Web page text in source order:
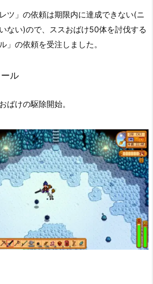
ツ」の依頼は期限内に達成できない(ニ
ない)ので、ススおばけ50体を討伐する
」の依頼を受注しました。
ル
ばけの駆除開始。